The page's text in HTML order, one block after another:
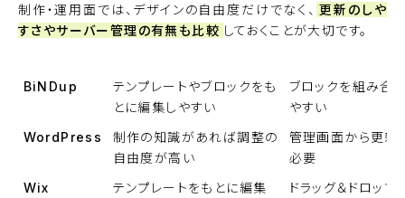
制作・運用面では、デザインの自由度だけでなく、 更新のしや
すさやサーバー管理の有無も比較 しておくことが大切です。
BiNDup
テンプレートやブロックをも
とに編集しやすい
ブロックを組み合
やすい
WordPress
制作の知識があれば調整の
自由度が高い
管理画面から更新
必要
Wix
テンプレートをもとに編集
ドラッグ＆ドロップ